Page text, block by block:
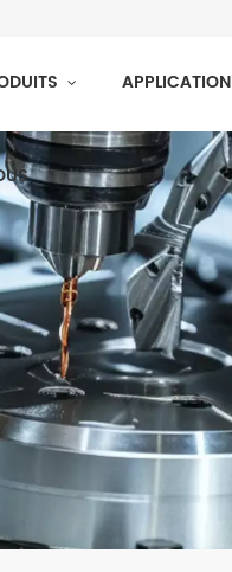
APPLICATION